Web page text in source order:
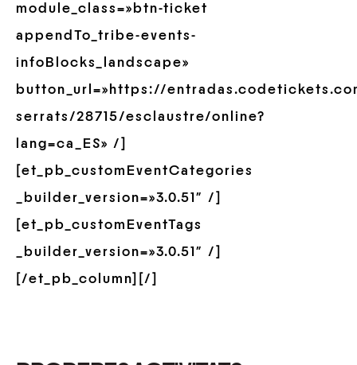
module_class=»btn-ticket
appendTo_tribe-events-
infoBlocks_landscape»
button_url=»https://
serrats/28715/esclaustre/online?
lang=ca_ES» /]
[et_pb_customEventCategories
_builder_version=»3.0.51″ /]
[et_pb_customEventTags
_builder_version=»3.0.51″ /]
[/et_pb_column][/]